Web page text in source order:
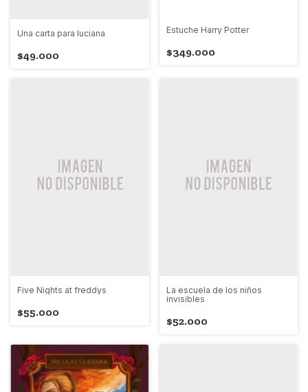
Una carta para luciana
$49.000
Estuche Harry Potter
$349.000
Five Nights at freddys
$55.000
La escuela de los niños
invisibles
$52.000